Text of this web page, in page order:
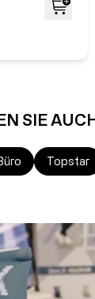
SIE
Topstar